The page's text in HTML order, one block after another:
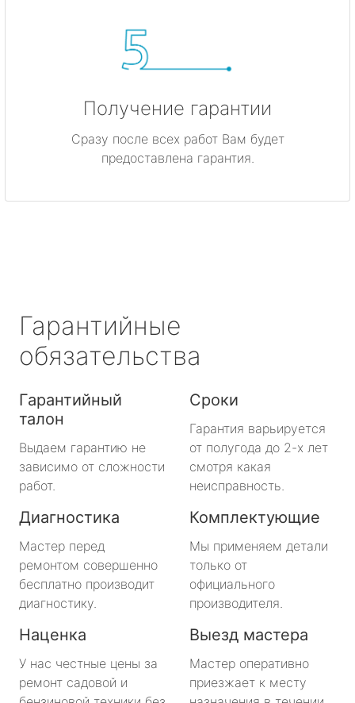
Получение гарантии
Сразу после всех работ Вам будет
предоставлена гарантия.
Гарантийные
обязательства
Гарантийный
талон
Выдаем гарантию не
зависимо от сложности
работ.
Сроки
Гарантия варьируется
от полугода до 2-х лет
смотря какая
неисправность.
Диагностика
Мастер перед
ремонтом совершенно
бесплатно производит
диагностику.
Комплектующие
Мы применяем детали
только от
официального
производителя.
Наценка
У нас честные цены за
ремонт садовой и
Выезд мастера
Мастер оперативно
приезжает к месту